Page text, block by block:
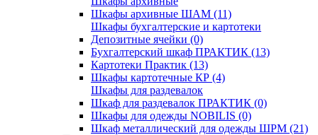
Шкафы архивные ШАМ (11)
Шкафы бухгалтерские и картотеки
Депозитные ячейки (0)
Бухгалтерский шкаф ПРАКТИК (13)
Картотеки Практик (13)
Шкафы картотечные КР (4)
Шкафы для раздевалок
Шкаф для раздевалок ПРАКТИК (0)
Шкафы для одежды NOBILIS (0)
Шкаф металлический для одежды ШРМ (21)